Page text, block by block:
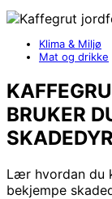
Klima & Miljø
Mat og drikke
BRUKER
Lær hvordan du
bekjempe